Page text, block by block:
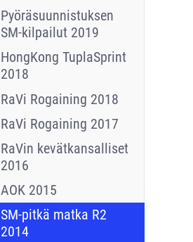
Pyöräsuunnistuksen
SM-kilpailut 2019
HongKong TuplaSprint
2018
RaVi Rogaining 2018
RaVi Rogaining 2017
RaVin kevätkansalliset
2016
AOK 2015
SM-pitkä matka R2
2014